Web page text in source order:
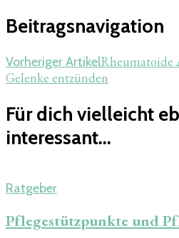
Beitragsnavigation
Vorheriger ArtikelRheumatoide
Gelenke entzünden
Für dich vielleicht
interessant...
Ratgeber
Pflegestützpunkte und